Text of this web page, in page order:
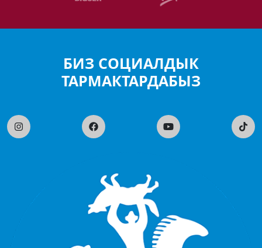
БИЗ СОЦИАЛДЫК
ТАРМАКТАРДАБЫЗ